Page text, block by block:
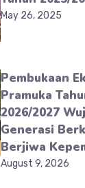
May 26, 2025
Pembukaan
Pramuka
2026/2027
Generasi
Berjiwa
August 9, 2026